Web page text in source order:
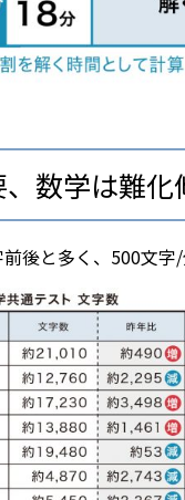
数学は難化
後と多く、500文